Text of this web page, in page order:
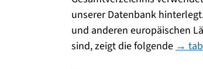
unserer Datenbank
und anderen europäischen
sind, zeigt die folgende →